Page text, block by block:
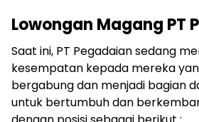
Lowongan Magang PT
Saat ini, PT Pegadaian sedang
kesempatan kepada mereka
bergabung dan menjadi bagian
untuk bertumbuh dan